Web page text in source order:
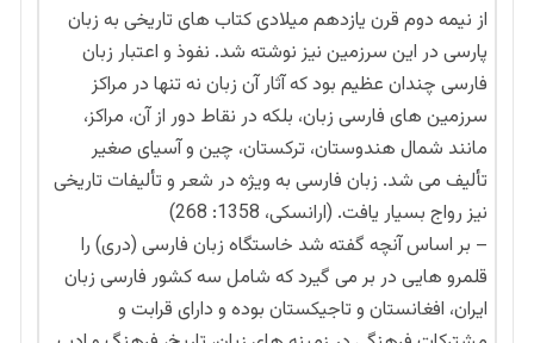
از نیمه دوم قرن یازدهم میلادی کتاب های تاریخی به زبان
پارسی در این سرزمین نیز نوشته شد. نفوذ و اعتبار زبان
فارسی چندان عظیم بود که آثار آن زبان نه تنها در مراکز
سرزمین های فارسی زبان، بلکه در نقاط دور از آن، مراکز،
مانند شمال هندوستان، ترکستان، چین و آسیای صغیر
تألیف می شد. زبان فارسی به ویژه در شعر و تألیفات تاریخی
نیز رواج بسیار یافت. (ارانسکی، 1358: 268)
– بر اساس آنچه گفته شد خاستگاه زبان فارسی (دری) را
قلمرو هایی در بر می گیرد که شامل سه کشور فارسی زبان
ایران، افغانستان و تاجیکستان بوده و دارای قرابت و